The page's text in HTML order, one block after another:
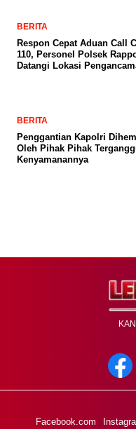
BERITA
Respon Cepat Aduan Call
110, Personel Polsek
Datangi Lokasi
BERITA
Penggantian Kapolri
Oleh Pihak Pihak
Kenyamanannya
Facebook.com